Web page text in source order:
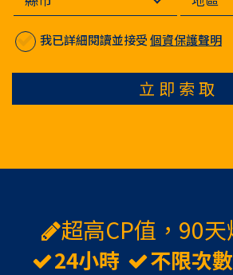
我已詳細閱讀並接受個資保護聲明
立即索取
超高CP值，90
24小時 不限次數